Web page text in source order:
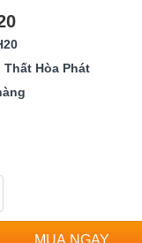
Thất Hòa Phát